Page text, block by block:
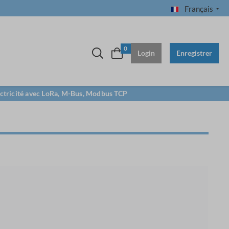
Français
0 Login Enregistrer
avec LoRa, M-Bus, Modbus TCP